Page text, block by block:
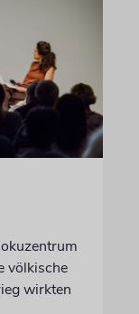
völkische
wirkten